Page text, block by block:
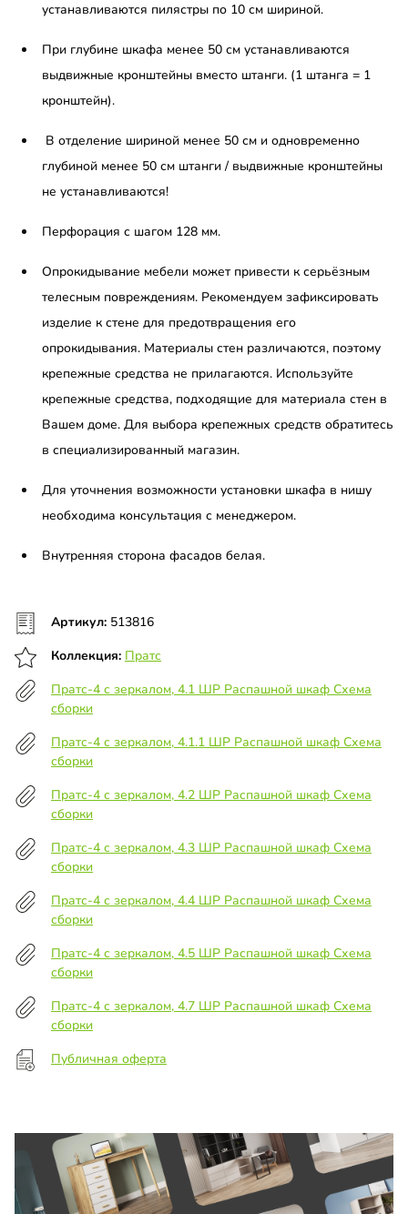
устанавливаются пилястры по 10 см шириной.
При глубине шкафа менее 50 см устанавливаются
выдвижные кронштейны вместо штанги. (1 штанга = 1
кронштейн).
В отделение шириной менее 50 см и одновременно
глубиной менее 50 см штанги / выдвижные кронштейны
не устанавливаются!
Перфорация с шагом 128 мм.
Опрокидывание мебели может привести к серьёзным
телесным повреждениям. Рекомендуем зафиксировать
изделие к стене для предотвращения его
опрокидывания. Материалы стен различаются, поэтому
крепежные средства не прилагаются. Используйте
крепежные средства, подходящие для материала стен в
Вашем доме. Для выбора крепежных средств обратитесь
в специализированный магазин.
Для уточнения возможности установки шкафа в нишу
необходима консультация с менеджером.
Внутренняя сторона фасадов белая.
Артикул: 513816
Коллекция: Пратс
Пратс-4 с зеркалом, 4.1 ШР Распашной шкаф Схема
сборки
Пратс-4 с зеркалом, 4.1.1 ШР Распашной шкаф Схема
сборки
Пратс-4 с зеркалом, 4.2 ШР Распашной шкаф Схема
сборки
Пратс-4 с зеркалом, 4.3 ШР Распашной шкаф Схема
сборки
Пратс-4 с зеркалом, 4.4 ШР Распашной шкаф Схема
сборки
Пратс-4 с зеркалом, 4.5 ШР Распашной шкаф Схема
сборки
Пратс-4 с зеркалом, 4.7 ШР Распашной шкаф Схема
сборки
Публичная оферта